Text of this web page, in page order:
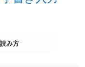
み方